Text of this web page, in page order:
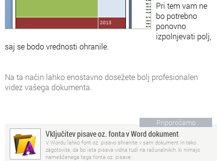
Pri tem vam ne
bo potrebno
ponovno
izpolnjevati polj,
saj se bodo vrednosti ohranile.
Na ta način lahko enostavno dosežete bolj profesionalen
videz vašega dokumenta.
Priporočamo
Vključitev pisave oz. fonta v Word dokument
V Wordu lahko font oz. pisavo shranite v sam dokument in tako
zagotovite, da bo ista pisava vidna tudi na računalnikih, ki nimajo
nameščenega tega fonta oz. pisave.